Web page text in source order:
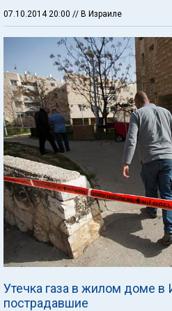
07.10.2014 20:00 // В Израиле
Утечка газа в жилом доме в
пострадавшие